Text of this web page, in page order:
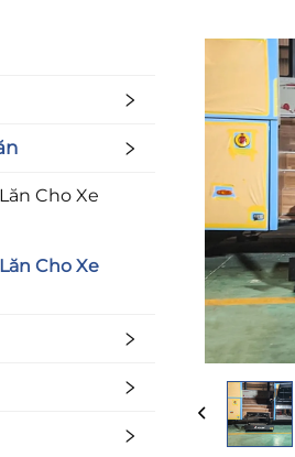
Cho Xe
Cho Xe